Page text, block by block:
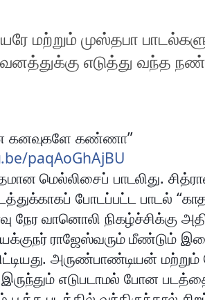
மற்றும் முஸ்தபா
எடுத்து வந்த
கனவுகளே கண்ணா”
paqAoGhAjBU
மெல்லிசைப் பாடலிது.
போடப்பட்ட பாடல்
நேர வானொலி நிகழ்ச்சிக்கு
ராஜேஸ்வரும் மீண்டும்
அருண்பாண்டியன்
எடுபடாமல் போன